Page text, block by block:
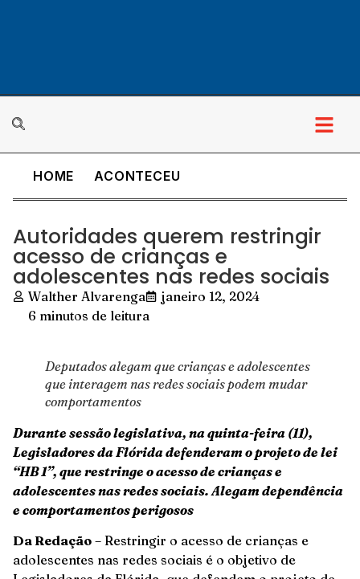
HOME ACONTECEU
Autoridades querem restringir
acesso de crianças e
adolescentes nas redes sociais
Walther Alvarenga
janeiro 12, 2024
6 minutos de leitura
Deputados alegam que crianças e adolescentes
que interagem nas redes sociais podem mudar
comportamentos
Durante sessão legislativa, na quinta-feira (11),
Legisladores da Flórida defenderam o projeto de lei
“HB 1”, que restringe o acesso de crianças e
adolescentes nas redes sociais. Alegam dependência
e comportamentos perigosos
Da Redação – Restringir o acesso de crianças e
adolescentes nas redes sociais é o objetivo de